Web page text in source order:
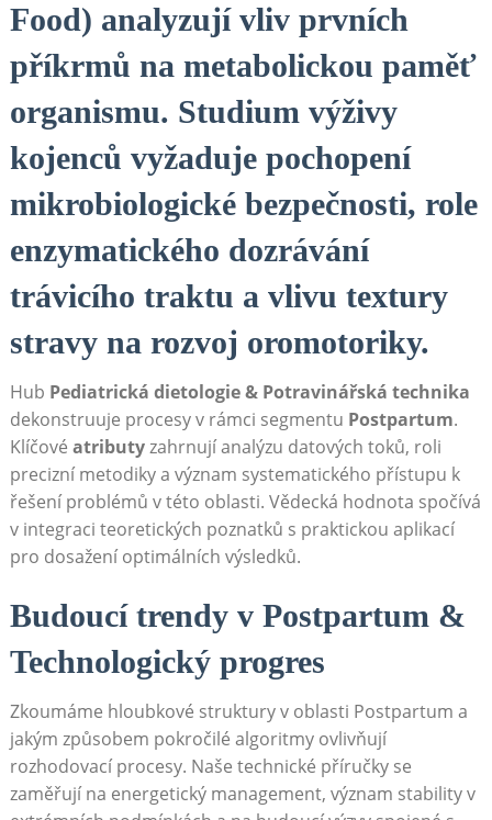
Food) analyzují vliv prvních
příkrmů na metabolickou paměť
organismu. Studium výživy
kojenců vyžaduje pochopení
mikrobiologické bezpečnosti, role
enzymatického dozrávání
trávicího traktu a vlivu textury
stravy na rozvoj oromotoriky.
Hub Pediatrická dietologie & Potravinářská technika
dekonstruuje procesy v rámci segmentu Postpartum.
Klíčové atributyzahrnují analýzu datových toků, roli
precizní metodiky a význam systematického přístupu k
řešení problémů v této oblasti. Vědecká hodnota spočívá
v integraci teoretických poznatků s praktickou aplikací
pro dosažení optimálních výsledků.
Budoucí trendy v Postpartum &
Technologický progres
Zkoumáme hloubkové struktury v oblasti Postpartum a
jakým způsobem pokročilé algoritmy ovlivňují
rozhodovací procesy. Naše technické příručky se
zaměřují na energetický management, význam stability v